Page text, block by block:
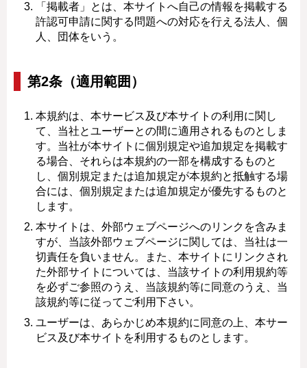
「掲載者」とは、本サイトへ自己の情報を掲載する
許認可申請に関する問題への対応を行える法人、個
人、団体をいう。
第2条（適用範囲）
本規約は、本サービス及び本サイトの利用に関し
て、当社とユーザーとの間に適用されるものとしま
す。当社が本サイトに個別規定や追加規定を掲載す
る場合、それらは本規約の一部を構成するものと
し、個別規定または追加規定が本規約と抵触する場
合には、個別規定または追加規定が優先するものと
します。
本サイトは、外部ウェブページへのリンクを含みま
すが、当該外部ウェブページに関しては、当社は一
切責任を負いません。また、本サイトにリンクされ
た外部サイトについては、当該サイトの利用規約等
を必ずご参照のうえ、当該規約等に同意のうえ、当
該規約等に従ってご利用下さい。
ユーザーは、あらかじめ本規約に同意の上、本サー
ビス及び本サイトを利用するものとします。